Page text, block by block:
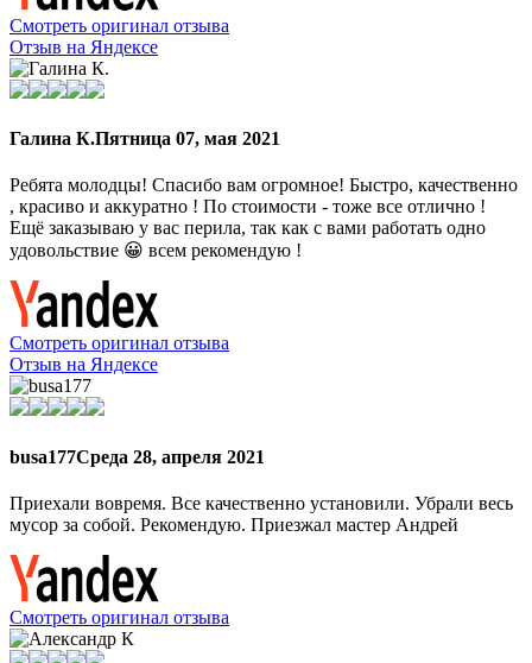
Смотреть оригинал отзыва
Отзыв на Яндексе
Галина К.Пятница 07, мая 2021
Ребята молодцы! Спасибо вам огромное! Быстро, качественно
, красиво и аккуратно ! По стоимости - тоже все отлично !
Ещё заказываю у вас перила, так как с вами работать одно
удовольствие 😀 всем рекомендую !
Смотреть оригинал отзыва
Отзыв на Яндексе
busa177Среда 28, апреля 2021
Приехали вовремя. Все качественно установили. Убрали весь
мусор за собой. Рекомендую. Приезжал мастер Андрей
Смотреть оригинал отзыва